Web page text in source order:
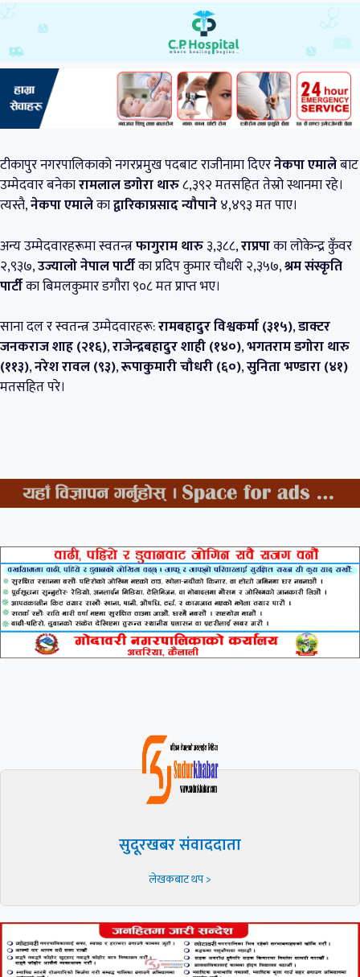
टीकापुर नगरपालिकाको नगरप्रमुख पदबाट राजीनामा दिएरनेकपा एमालेबाट
उम्मेदवार बनेकारामलाल डगोरा थारु८,३९२ मतसहित तेस्रो स्थानमा रहे।
त्यस्तै,नेकपा एमालेकाद्वारिकाप्रसाद न्यौपाने४,४९३ मत पाए।
अन्य उम्मेदवारहरूमा स्वतन्त्रफागुराम थारु३,३८८,राप्रपाका लोकेन्द्र कुँवर
२,९३७,उज्यालो नेपाल पार्टीका प्रदिप कुमार चौधरी २,३५७,श्रम संस्कृति
पार्टीका बिमलकुमार डगौरा ९०८ मत प्राप्त भए।
साना दल र स्वतन्त्र उम्मेदवारहरू:रामबहादुर विश्वकर्मा (३१५),डाक्टर
जनकराज शाह (२१६),राजेन्द्रबहादुर शाही (१४०),भगतराम डगोरा थारु
(११३),नरेश रावल (९३),रूपाकुमारी चौधरी (६०),सुनिता भण्डारा (४१)
मतसहित परे।
सुदूरखबर संवाददाता
लेखकबाट थप >